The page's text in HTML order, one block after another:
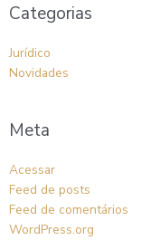
Categorias
Jurídico
Novidades
Meta
Acessar
Feed de posts
Feed de comentários
WordPress.org